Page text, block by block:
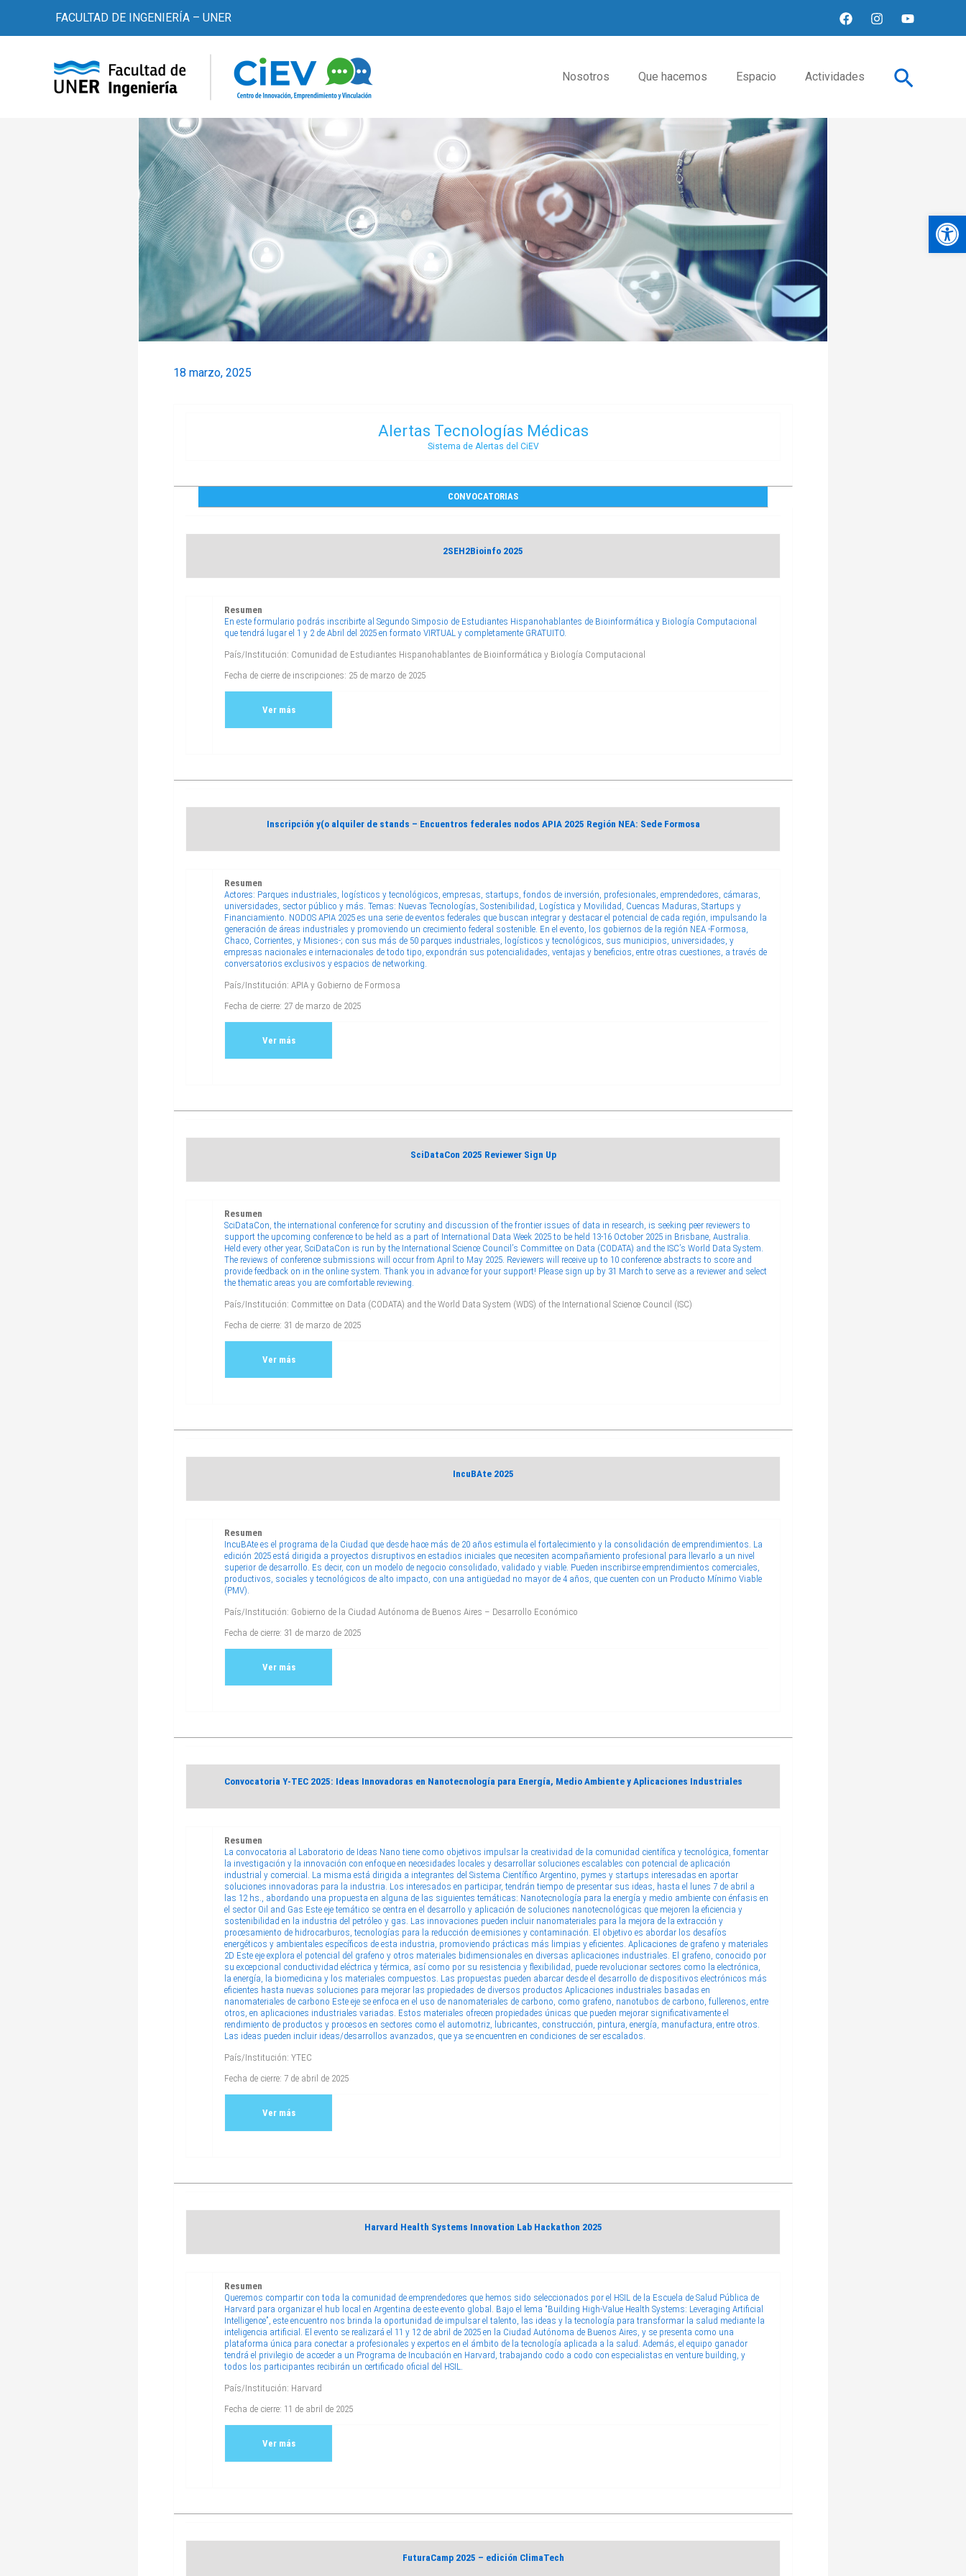
FACULTAD DE INGENIERÍA – UNER
Nosotros Que hacemos Espacio Actividades Buscar
18 marzo, 2025
Alertas Tecnologías Médicas
Sistema de Alertas del CiEV
CONVOCATORIAS
2SEH2Bioinfo 2025
Resumen
En este formulario podrás inscribirte al Segundo Simposio de Estudiantes Hispanohablantes de Bioinformática y Biología Computacional
que tendrá lugar el 1 y 2 de Abril del 2025 en formato VIRTUAL y completamente GRATUITO.
País/Institución: Comunidad de Estudiantes Hispanohablantes de Bioinformática y Biología Computacional
Fecha de cierre de inscripciones: 25 de marzo de 2025
Ver más
Inscripción y(o alquiler de stands – Encuentros federales nodos APIA 2025 Región NEA: Sede Formosa
Resumen
Actores: Parques industriales, logísticos y tecnológicos, empresas, startups, fondos de inversión, profesionales, emprendedores, cámaras,
universidades, sector público y más. Temas: Nuevas Tecnologías, Sostenibilidad, Logística y Movilidad, Cuencas Maduras, Startups y
Financiamiento. NODOS APIA 2025 es una serie de eventos federales que buscan integrar y destacar el potencial de cada región, impulsando la
generación de áreas industriales y promoviendo un crecimiento federal sostenible. En el evento, los gobiernos de la región NEA -Formosa,
Chaco, Corrientes, y Misiones-; con sus más de 50 parques industriales, logísticos y tecnológicos, sus municipios, universidades, y
empresas nacionales e internacionales de todo tipo, expondrán sus potencialidades, ventajas y beneficios, entre otras cuestiones, a través de
conversatorios exclusivos y espacios de networking.
País/Institución: APIA y Gobierno de Formosa
Fecha de cierre: 27 de marzo de 2025
Ver más
SciDataCon 2025 Reviewer Sign Up
Resumen
SciDataCon, the international conference for scrutiny and discussion of the frontier issues of data in research, is seeking peer reviewers to
support the upcoming conference to be held as a part of International Data Week 2025 to be held 13-16 October 2025 in Brisbane, Australia.
Held every other year, SciDataCon is run by the International Science Council’s Committee on Data (CODATA) and the ISC’s World Data System.
The reviews of conference submissions will occur from April to May 2025. Reviewers will receive up to 10 conference abstracts to score and
provide feedback on in the online system. Thank you in advance for your support! Please sign up by 31 March to serve as a reviewer and select
the thematic areas you are comfortable reviewing.
País/Institución: Committee on Data (CODATA) and the World Data System (WDS) of the International Science Council (ISC)
Fecha de cierre: 31 de marzo de 2025
Ver más
IncuBAte 2025
Resumen
IncuBAte es el programa de la Ciudad que desde hace más de 20 años estimula el fortalecimiento y la consolidación de emprendimientos. La
edición 2025 está dirigida a proyectos disruptivos en estadios iniciales que necesiten acompañamiento profesional para llevarlo a un nivel
superior de desarrollo. Es decir, con un modelo de negocio consolidado, validado y viable. Pueden inscribirse emprendimientos comerciales,
productivos, sociales y tecnológicos de alto impacto, con una antigüedad no mayor de 4 años, que cuenten con un Producto Mínimo Viable
(PMV).
País/Institución: Gobierno de la Ciudad Autónoma de Buenos Aires – Desarrollo Económico
Fecha de cierre: 31 de marzo de 2025
Ver más
Convocatoria Y-TEC 2025: Ideas Innovadoras en Nanotecnología para Energía, Medio Ambiente y Aplicaciones Industriales
Resumen
La convocatoria al Laboratorio de Ideas Nano tiene como objetivos impulsar la creatividad de la comunidad científica y tecnológica, fomentar
la investigación y la innovación con enfoque en necesidades locales y desarrollar soluciones escalables con potencial de aplicación
industrial y comercial. La misma está dirigida a integrantes del Sistema Científico Argentino, pymes y startups interesadas en aportar
soluciones innovadoras para la industria. Los interesados en participar, tendrán tiempo de presentar sus ideas, hasta el lunes 7 de abril a
las 12 hs., abordando una propuesta en alguna de las siguientes temáticas: Nanotecnología para la energía y medio ambiente con énfasis en
el sector Oil and Gas Este eje temático se centra en el desarrollo y aplicación de soluciones nanotecnológicas que mejoren la eficiencia y
sostenibilidad en la industria del petróleo y gas. Las innovaciones pueden incluir nanomateriales para la mejora de la extracción y
procesamiento de hidrocarburos, tecnologías para la reducción de emisiones y contaminación. El objetivo es abordar los desafíos
energéticos y ambientales específicos de esta industria, promoviendo prácticas más limpias y eficientes. Aplicaciones de grafeno y materiales
2D Este eje explora el potencial del grafeno y otros materiales bidimensionales en diversas aplicaciones industriales. El grafeno, conocido por
su excepcional conductividad eléctrica y térmica, así como por su resistencia y flexibilidad, puede revolucionar sectores como la electrónica,
la energía, la biomedicina y los materiales compuestos. Las propuestas pueden abarcar desde el desarrollo de dispositivos electrónicos más
eficientes hasta nuevas soluciones para mejorar las propiedades de diversos productos Aplicaciones industriales basadas en
nanomateriales de carbono Este eje se enfoca en el uso de nanomateriales de carbono, como grafeno, nanotubos de carbono, fullerenos, entre
otros, en aplicaciones industriales variadas. Estos materiales ofrecen propiedades únicas que pueden mejorar significativamente el
rendimiento de productos y procesos en sectores como el automotriz, lubricantes, construcción, pintura, energía, manufactura, entre otros.
Las ideas pueden incluir ideas/desarrollos avanzados, que ya se encuentren en condiciones de ser escalados.
País/Institución: YTEC
Fecha de cierre: 7 de abril de 2025
Ver más
Harvard Health Systems Innovation Lab Hackathon 2025
Resumen
Queremos compartir con toda la comunidad de emprendedores que hemos sido seleccionados por el HSIL de la Escuela de Salud Pública de
Harvard para organizar el hub local en Argentina de este evento global. Bajo el lema “Building High-Value Health Systems: Leveraging Artificial
Intelligence”, este encuentro nos brinda la oportunidad de impulsar el talento, las ideas y la tecnología para transformar la salud mediante la
inteligencia artificial. El evento se realizará el 11 y 12 de abril de 2025 en la Ciudad Autónoma de Buenos Aires, y se presenta como una
plataforma única para conectar a profesionales y expertos en el ámbito de la tecnología aplicada a la salud. Además, el equipo ganador
tendrá el privilegio de acceder a un Programa de Incubación en Harvard, trabajando codo a codo con especialistas en venture building, y
todos los participantes recibirán un certificado oficial del HSIL.
País/Institución: Harvard
Fecha de cierre: 11 de abril de 2025
Ver más
FuturaCamp 2025 – edición ClimaTech
navigation